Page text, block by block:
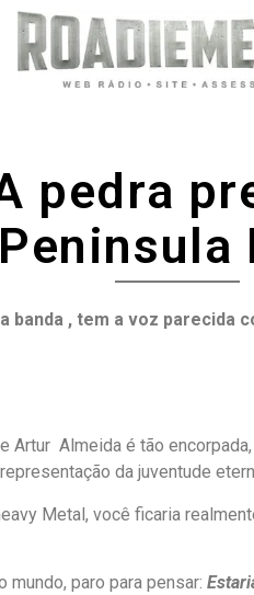
pedra
, tem a voz parecida
Artur Almeida é tão
da juventude
Metal, você ficaria
paro para pensar: